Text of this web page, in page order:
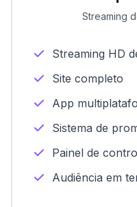
Streaming
Streaming HD
Site completo
App
Sistema de
Painel de
Audiência em